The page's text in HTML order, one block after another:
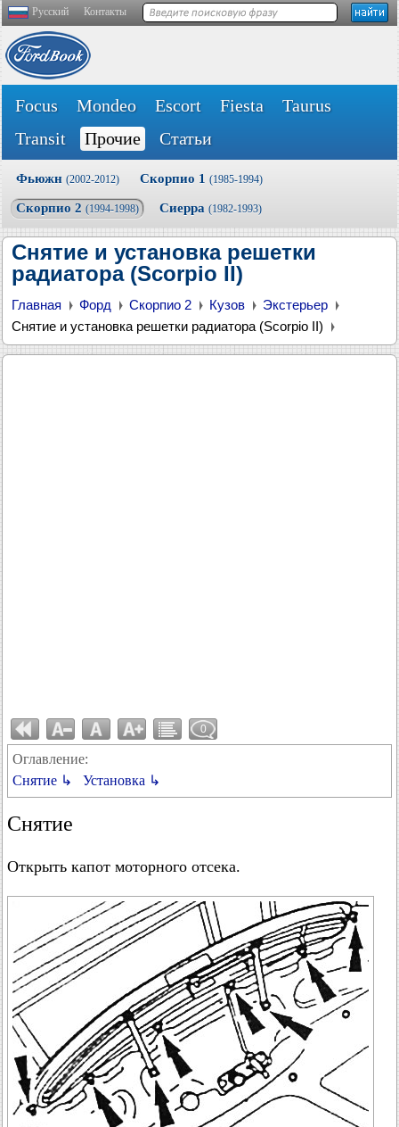
Русский Контакты
Focus Mondeo Escort Fiesta
Taurus
Transit
Прочие Статьи
Фьюжн (2002-2012) Скорпио 1 (1985-1994)
Скорпио 2 (1994-1998) Сиерра (1982-1993)
Снятие и установка решетки
радиатора (Scorpio II)
Главная Форд Скорпио 2 Кузов
Экстерьер
Снятие и установка решетки радиатора (Scorpio II)
0
Оглавление:
Снятие ↳
Установка ↳
Снятие
Открыть капот моторного отсека.